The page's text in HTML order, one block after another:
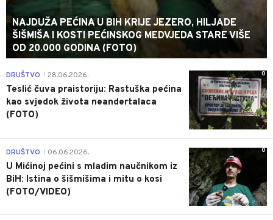
NAJDUŽA PEĆINA U BIH KRIJE JEZERO, HILJADE
ŠIŠMIŠA I KOSTI PEĆINSKOG MEDVJEDA STARE VIŠE
OD 20.000 GODINA (FOTO)
0
DRUŠTVO 28.06.2026.
Teslić čuva praistoriju: Rastuška pećina
kao svjedok života neandertalaca
(FOTO)
0
DRUŠTVO 06.06.2026.
U Mićinoj pećini s mladim naučnikom iz
BiH: Istina o šišmišima i mitu o kosi
(FOTO/VIDEO)